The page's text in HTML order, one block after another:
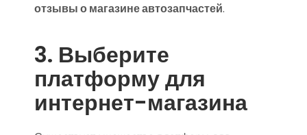
отзывы о магазине автозапчастей.
3. Выберите
платформу для
интернет-магазина